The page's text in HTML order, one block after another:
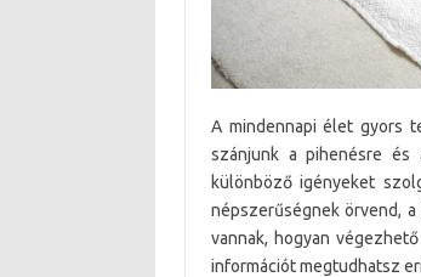
A mindennapi élet gyors
szánjunk a pihenésre és
különböző igényeket
népszerűségnek örvend, a
vannak, hogyan
információt megtudhatsz